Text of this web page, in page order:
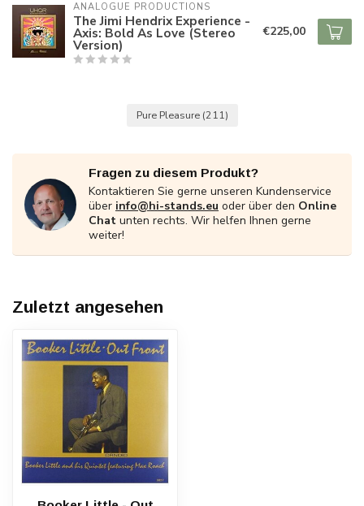
ANALOGUE PRODUCTIONS
The Jimi Hendrix Experience -
Axis: Bold As Love (Stereo
Version)
€225,00
Pure Pleasure (211)
Fragen zu diesem Produkt?
Kontaktieren Sie gerne unseren Kundenservice
über info@hi-stands.eu oder über den Online
Chat unten rechts. Wir helfen Ihnen gerne
weiter!
Zuletzt angesehen